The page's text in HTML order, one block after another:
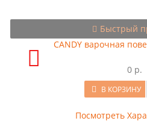
Быстрый
CANDY варочная
0 р.
В КОРЗИНУ
Посмотреть